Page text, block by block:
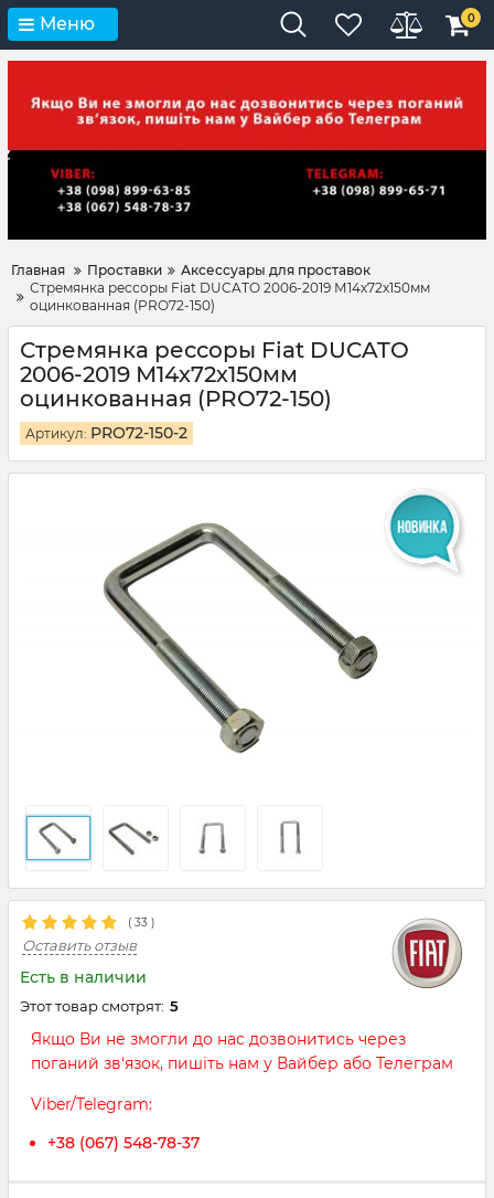
Меню 0
Главная Проставки
Аксессуары для проставок
Стремянка рессоры Fiat DUCATO 2006-2019 М14х72х150мм
оцинкованная (PRO72-150)
Стремянка рессоры Fiat DUCATO
2006-2019 М14х72х150мм
оцинкованная (PRO72-150)
Артикул: PRO72-150-2
( 33 )
Оставить отзыв
Есть в наличии
Этот товар смотрят: 5
Якщо Ви не змогли до нас дозвонитись через
поганий зв‘язок, пишіть нам у Вайбер або Телеграм
Viber/Telegram:
+38 (067) 548-78-37